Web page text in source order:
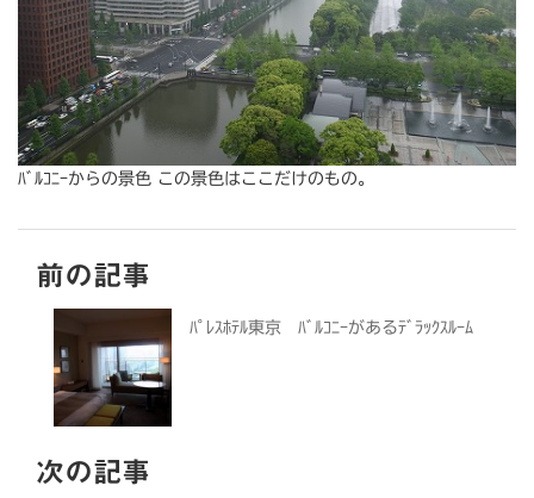
ﾊﾞﾙｺﾆｰからの景色 この景色はここだけのもの。
前の記事
ﾊﾟﾚｽﾎﾃﾙ東京 ﾊﾞﾙｺﾆｰがあるﾃﾞﾗｯｸｽﾙｰﾑ
次の記事